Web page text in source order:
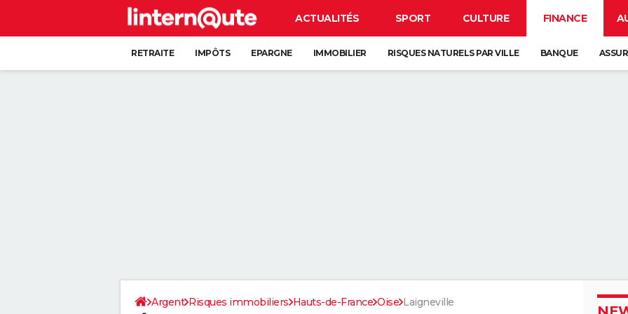
ACTUALITÉS SPORT CULTURE FINANCE
RETRAITE IMPÔTS EPARGNE IMMOBILIER RISQUES NATURELS PAR VILLE BANQUE
Argent Risques immobiliers Hauts-de-France Oise Laigneville